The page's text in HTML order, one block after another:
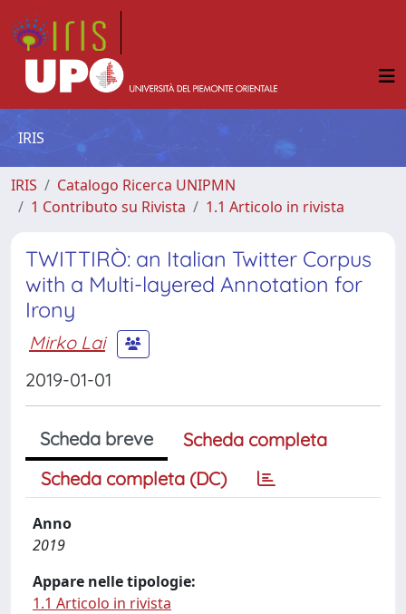
IRIS
IRIS
Catalogo Ricerca UNIPMN
1 Contributo su Rivista
1.1 Articolo in rivista
TWITTIRÒ: an Italian Twitter Corpus
with a Multi-layered Annotation for
Irony
Mirko Lai
2019-01-01
Scheda breve
Scheda completa
Scheda completa (DC)
Anno
2019
Appare nelle tipologie:
1.1 Articolo in rivista